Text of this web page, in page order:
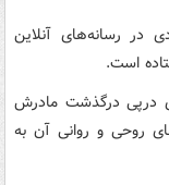
در رسانه‌های آنلاین
است.
درپی درگذشت مادرش
روحی و روانی آن به